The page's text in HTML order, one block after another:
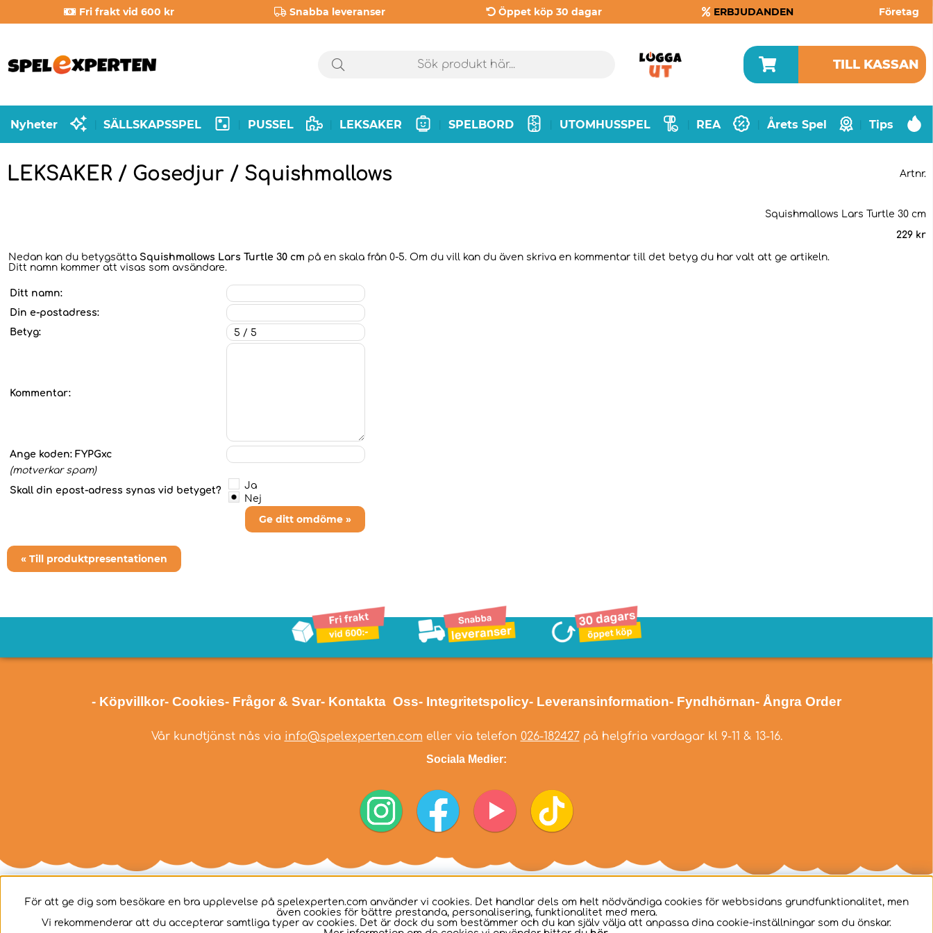
Fri frakt vid 600 kr Snabba leveranser Öppet köp 30 dagar ERBJUDANDEN Företag
TILL KASSAN
Nyheter SÄLLSKAPSSPEL PUSSEL LEKSAKER SPELBORD UTOMHUSSPEL REA Årets Spel Tips
LEKSAKER / Gosedjur / Squishmallows Artnr.
Squishmallows Lars Turtle 30 cm
229 kr
Nedan kan du betygsätta Squishmallows Lars Turtle 30 cm på en skala från 0-5. Om du vill kan du även skriva en kommentar till det betyg du har valt att ge artikeln.
Ditt namn kommer att visas som avsändare.
Ditt namn:
Din e-postadress:
Betyg:
Kommentar:
Ange koden: FYPGxc
(motverkar spam)
Skall din epost-adress synas vid betyget?
Ja
Nej
Ge ditt omdöme »
« Till produktpresentationen
- Köpvillkor- Cookies- Frågor & Svar- Kontakta Oss- Integritetspolicy- Leveransinformation- Fyndhörnan- Ångra Order
Vår kundtjänst nås via info@spelexperten.com eller via telefon 026-182427på helgfria vardagar kl 9-11 & 13-16.
Sociala Medier:
För att ge dig som besökare en bra upplevelse på spelexperten.com använder vi cookies. Det handlar dels om helt nödvändiga cookies för webbsidans grundfunktionalitet, men
även cookies för bättre prestanda, personalisering, funktionalitet med mera.
Vi rekommenderar att du accepterar samtliga typer av cookies. Det är dock du som bestämmer och du kan själv välja att anpassa dina cookie-inställningar som du önskar.